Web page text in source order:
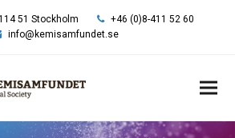
51 Stockholm
+46 (0)8-411 52 60
info@kemisamfundet.se